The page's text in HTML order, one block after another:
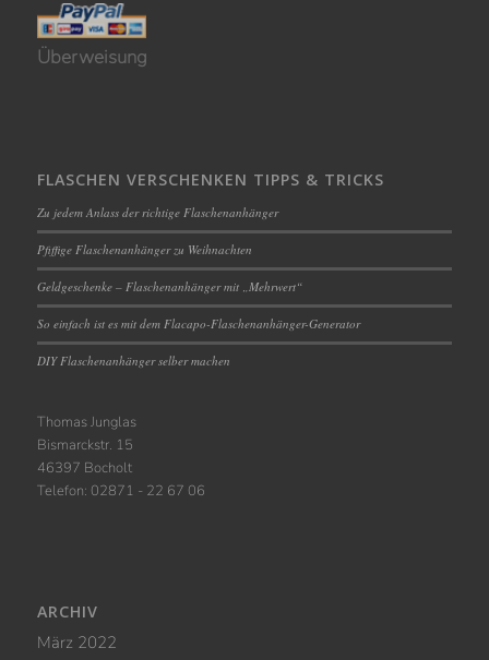
Überweisung
FLASCHEN VERSCHENKEN TIPPS & TRICKS
Zu jedem Anlass der richtige Flaschenanhänger
Pfiffige Flaschenanhänger zu Weihnachten
Geldgeschenke – Flaschenanhänger mit „Mehrwert“
So einfach ist es mit dem Flacapo-Flaschenanhänger-Generator
DIY Flaschenanhänger selber machen
Thomas Junglas
Bismarckstr. 15
46397 Bocholt
Telefon: 02871 - 22 67 06
ARCHIV
März 2022